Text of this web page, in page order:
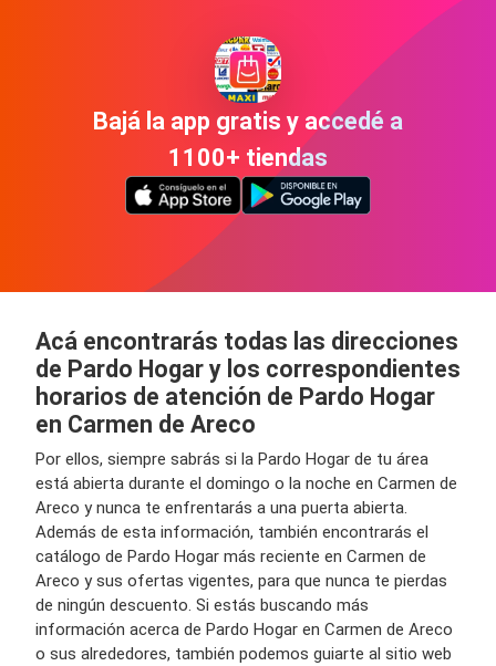
Bajá la app gratis y accedé a
1100+ tiendas
Acá encontrarás todas las direcciones
de Pardo Hogar y los correspondientes
horarios de atención de Pardo Hogar
en Carmen de Areco
Por ellos, siempre sabrás si la Pardo Hogar de tu área
está abierta durante el domingo o la noche en Carmen de
Areco y nunca te enfrentarás a una puerta abierta.
Además de esta información, también encontrarás el
catálogo de Pardo Hogar más reciente en Carmen de
Areco y sus ofertas vigentes, para que nunca te pierdas
de ningún descuento. Si estás buscando más
información acerca de Pardo Hogar en Carmen de Areco
o sus alrededores, también podemos guiarte al sitio web